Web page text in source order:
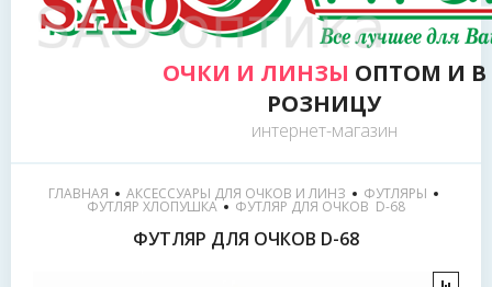
ОЧКИ И ЛИНЗЫ ОПТОМ И В
РОЗНИЦУ
интернет-магазин
ГЛАВНАЯ АКСЕССУАРЫ ДЛЯ ОЧКОВ И ЛИНЗ ФУТЛЯРЫ
ФУТЛЯР ХЛОПУШКА
  ФУТЛЯР ДЛЯ ОЧКОВ  D-68
ФУТЛЯР ДЛЯ ОЧКОВ D-68